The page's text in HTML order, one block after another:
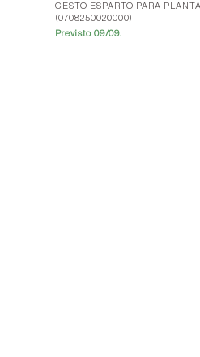
CESTO ESPARTO PARA
(0708250020000)
Previsto 09/09.